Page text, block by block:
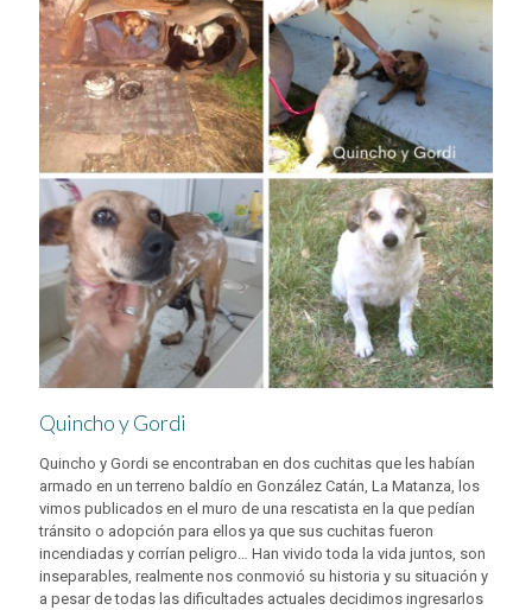
Quincho y Gordi
Quincho y Gordi se encontraban en dos cuchitas que les habían
armado en un terreno baldío en González Catán, La Matanza, los
vimos publicados en el muro de una rescatista en la que pedían
tránsito o adopción para ellos ya que sus cuchitas fueron
incendiadas y corrían peligro… Han vivido toda la vida juntos, son
inseparables, realmente nos conmovió su historia y su situación y
a pesar de todas las dificultades actuales decidimos ingresarlos